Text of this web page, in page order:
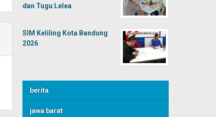
dan Tugu Lelea
SIM Keliling Kota Bandung
2026
berita
jawa barat